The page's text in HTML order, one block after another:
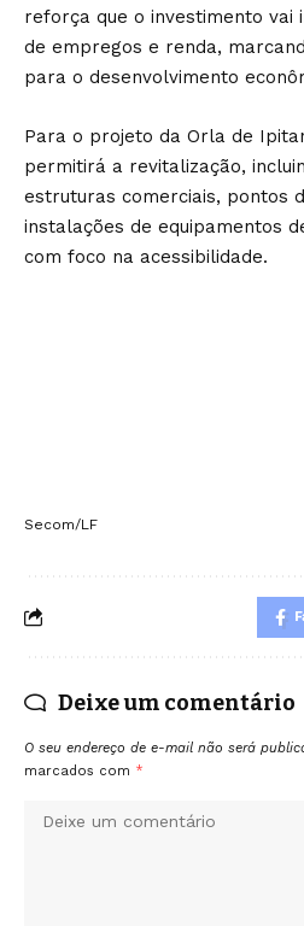
reforça que o investimento vai
de empregos e renda,
para o desenvolvimento
Para o projeto da Orla de
permitirá a revitalização,
estruturas comerciais, pontos
instalações de equipamentos
com foco na acessibilidade.
Secom/LF
Deixe um comentário
O seu endereço de e-mail não será
marcados com *